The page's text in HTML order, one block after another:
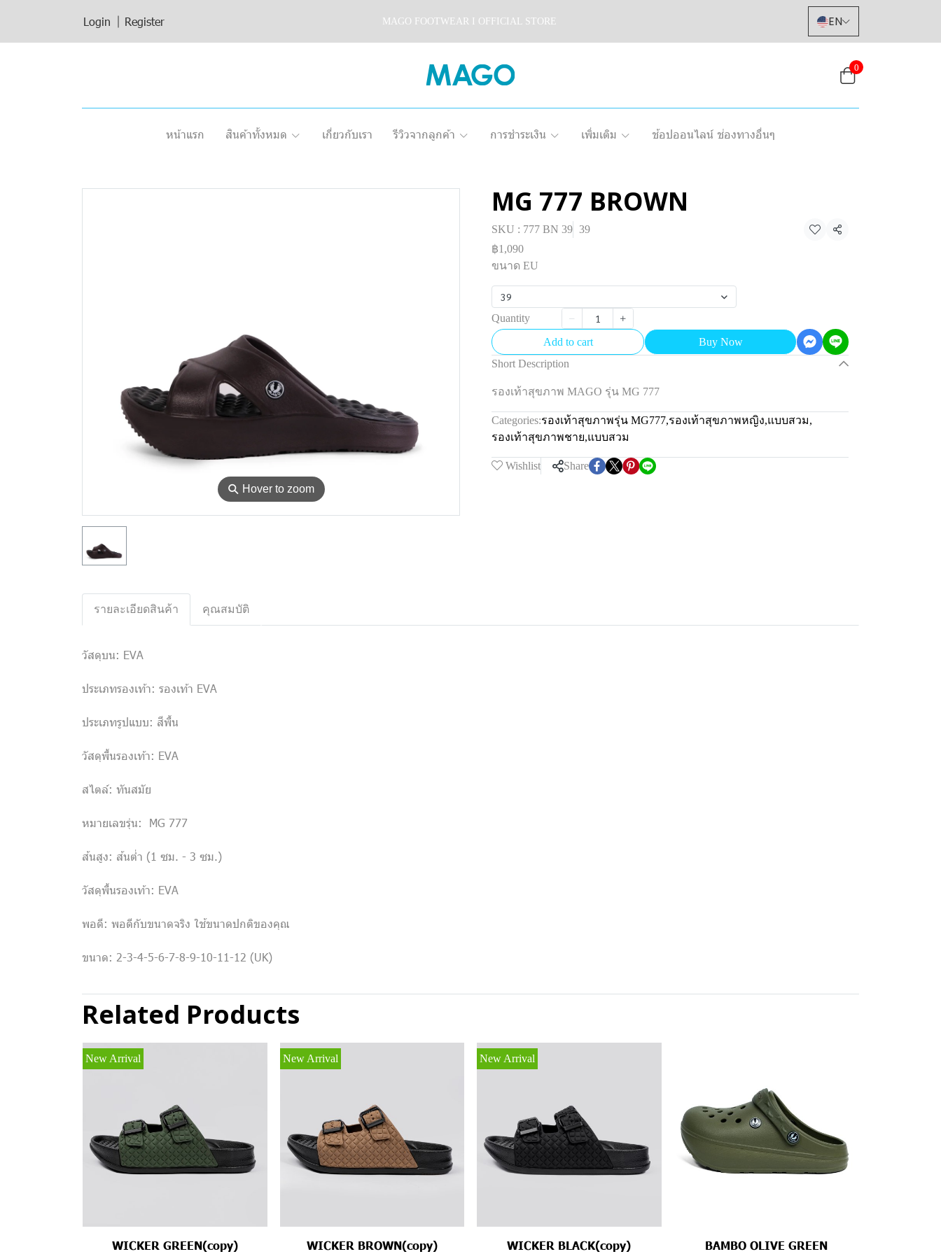
Login Register MAGO FOOTWEAR I OFFICIAL STORE EN
0
หน้าแรก สินค้าทั้งหมด เกี่ยวกับเรา รีวิวจากลูกค้า การชำระเงิน เพิ่มเติม ช้อปออนไลน์ ช่องทางอื่นๆ
⚲ Hover to zoom
MG 777 BROWN
SKU : 777 BN 39 39
Share
฿1,090
ขนาด EU
39
Quantity
Add to cart
Buy Now
Short Description
รองเท้าสุขภาพ MAGO รุ่น MG 777
Categories:รองเท้าสุขภาพรุ่น MG777,รองเท้าสุขภาพหญิง,แบบสวม,
รองเท้าสุขภาพชาย,แบบสวม
Wishlist Share
รายละเอียดสินค้า คุณสมบัติ
วัสดุบน: EVA
ประเภทรองเท้า: รองเท้า EVA
ประเภทรูปแบบ: สีพื้น
วัสดุพื้นรองเท้า: EVA
สไตล์: ทันสมัย
หมายเลขรุ่น: MG 777
ส้นสูง: ส้นต่ำ (1 ซม. - 3 ซม.)
วัสดุพื้นรองเท้า: EVA
พอดี: พอดีกับขนาดจริง ใช้ขนาดปกติของคุณ
ขนาด: 2-3-4-5-6-7-8-9-10-11-12 (UK)
Related Products
New Arrival
WICKER GREEN(copy)
New Arrival
WICKER BROWN(copy)
New Arrival
WICKER BLACK(copy) BAMBO OLIVE GREEN